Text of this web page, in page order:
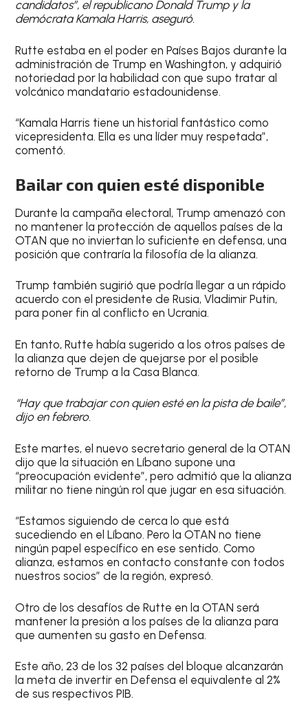
candidatos”, el republicano Donald Trump y la
demócrata Kamala Harris, aseguró.
Rutte estaba en el poder en Países Bajos durante la
administración de Trump en Washington, y adquirió
notoriedad por la habilidad con que supo tratar al
volcánico mandatario estadounidense.
“Kamala Harris tiene un historial fantástico como
vicepresidenta. Ella es una líder muy respetada”,
comentó.
Bailar con quien esté disponible
Durante la campaña electoral, Trump amenazó con
no mantener la protección de aquellos países de la
OTAN que no inviertan lo suficiente en defensa, una
posición que contraría la filosofía de la alianza.
Trump también sugirió que podría llegar a un rápido
acuerdo con el presidente de Rusia, Vladimir Putin,
para poner fin al conflicto en Ucrania.
En tanto, Rutte había sugerido a los otros países de
la alianza que dejen de quejarse por el posible
retorno de Trump a la Casa Blanca.
“Hay que trabajar con quien esté en la pista de baile”,
dijo en febrero.
Este martes, el nuevo secretario general de la OTAN
dijo que la situación en Líbano supone una
“preocupación evidente”, pero admitió que la alianza
militar no tiene ningún rol que jugar en esa situación.
“Estamos siguiendo de cerca lo que está
sucediendo en el Líbano. Pero la OTAN no tiene
ningún papel específico en ese sentido. Como
alianza, estamos en contacto constante con todos
nuestros socios” de la región, expresó.
Otro de los desafíos de Rutte en la OTAN será
mantener la presión a los países de la alianza para
que aumenten su gasto en Defensa.
Este año, 23 de los 32 países del bloque alcanzarán
la meta de invertir en Defensa el equivalente al 2%
de sus respectivos PIB.